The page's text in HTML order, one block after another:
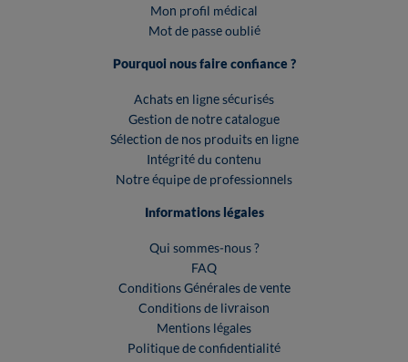
Mon profil médical
Mot de passe oublié
Pourquoi nous faire confiance ?
Achats en ligne sécurisés
Gestion de notre catalogue
Sélection de nos produits en ligne
Intégrité du contenu
Notre équipe de professionnels
Informations légales
Qui sommes-nous ?
FAQ
Conditions Générales de vente
Conditions de livraison
Mentions légales
Politique de confidentialité